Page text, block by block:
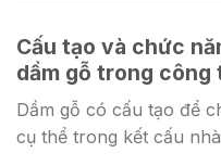
Cấu tạo và chức
dầm gỗ trong công
Dầm gỗ có cấu tạo để
cụ thể trong kết cấu